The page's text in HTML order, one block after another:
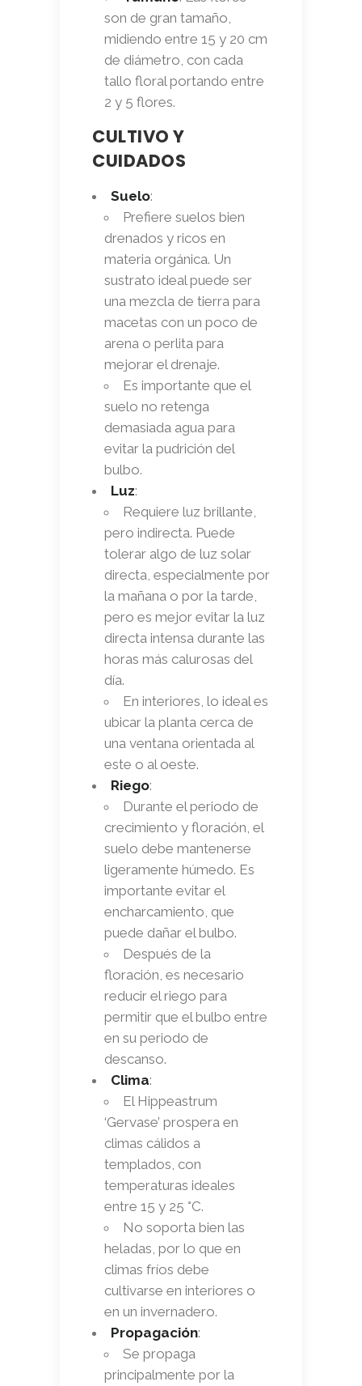
son de gran tamaño,
midiendo entre 15 y 20 cm
de diámetro, con cada
tallo floral portando entre
2 y 5 flores.
CULTIVO Y
CUIDADOS
Suelo:
Prefiere suelos bien
drenados y ricos en
materia orgánica. Un
sustrato ideal puede ser
una mezcla de tierra para
macetas con un poco de
arena o perlita para
mejorar el drenaje.
Es importante que el
suelo no retenga
demasiada agua para
evitar la pudrición del
bulbo.
Luz:
Requiere luz brillante,
pero indirecta. Puede
tolerar algo de luz solar
directa, especialmente por
la mañana o por la tarde,
pero es mejor evitar la luz
directa intensa durante las
horas más calurosas del
día.
En interiores, lo ideal es
ubicar la planta cerca de
una ventana orientada al
este o al oeste.
Riego:
Durante el periodo de
crecimiento y floración, el
suelo debe mantenerse
ligeramente húmedo. Es
importante evitar el
encharcamiento, que
puede dañar el bulbo.
Después de la
floración, es necesario
reducir el riego para
permitir que el bulbo entre
en su periodo de
descanso.
Clima:
El Hippeastrum
‘Gervase’ prospera en
climas cálidos a
templados, con
temperaturas ideales
entre 15 y 25 °C.
No soporta bien las
heladas, por lo que en
climas fríos debe
cultivarse en interiores o
en un invernadero.
Propagación:
Se propaga
principalmente por la